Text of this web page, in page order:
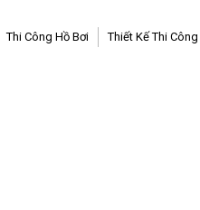
Thi Công Hồ Bơi Thiết Kế Thi